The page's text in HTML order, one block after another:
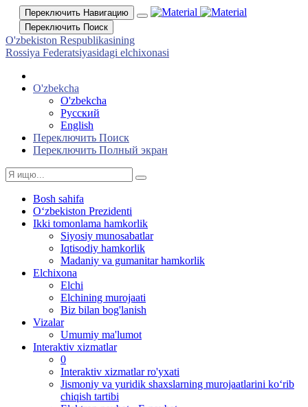
Переключить Навигацию
Переключить Поиск
O'zbekiston Respublikasining
Rossiya Federatsiyasidagi elchixonasi
O'zbekcha
O'zbekcha
Русский
English
Переключить Поиск
Переключить Полный экран
Bosh sahifa
Oʻzbekiston Prezidenti
Ikki tomonlama hamkorlik
Siyosiy munosabatlar
Iqtisodiy hamkorlik
Madaniy va gumanitar hamkorlik
Elchixona
Elchi
Elchining murojaati
Biz bilan bog'lanish
Vizalar
Umumiy ma'lumot
Interaktiv xizmatlar
0
Interaktiv xizmatlar ro'yxati
Jismoniy va yuridik shaxslarning murojaatlarini ko‘rib
chiqish tartibi